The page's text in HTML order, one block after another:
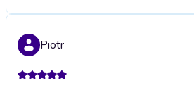
Piotr